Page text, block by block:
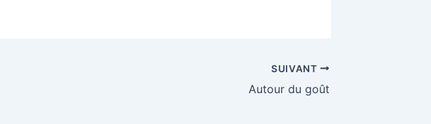
SUIVANT
Autour du goût